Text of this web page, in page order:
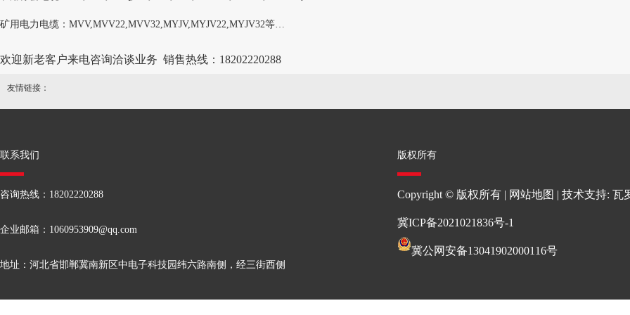
矿用电力电缆：MVV,MVV22,MVV32,MYJV,MYJV22,MYJV32等
计算机电缆：DJYVP,DJYPVP,DJYPV,DJYVP22,DJYPVP22,JVVP,JVV,JVVRP等
控制电缆：KVV,KVV22,KVV32,KVVP,KVVR,KVVRP,ZR-KVV,ZRKVV22,NH-KVV,NH-KVV22等
民用电线∶RVV 、RVVP、RVB、RVS、BV、BVR、BVV、BVVB
欢迎新老客户来电咨询洽谈业务 销售热线：18202220288
友情链接：
联系我们
咨询热线：18202220288
企业邮箱： 1060953909@qq.com
地址：河北省邯郸冀南新区中电子科技园纬六路南侧，经三街西侧
版权所有
Copyright © 版权所有 | 网站地图 | 技术支持: 瓦
冀ICP备2021021836号-1
冀公网安备13041902000116号